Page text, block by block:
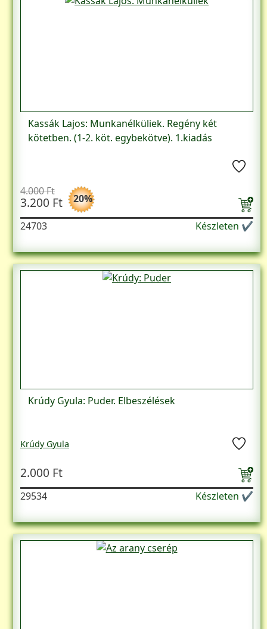
Kassák Lajos: Munkanélküliek. Regény két
kötetben. (1-2. köt. egybekötve). 1.kiadás
20%
4.000 Ft
3.200 Ft
24703 Készleten ✔
Krúdy Gyula: Puder. Elbeszélések
Krúdy Gyula
2.000 Ft
29534 Készleten ✔